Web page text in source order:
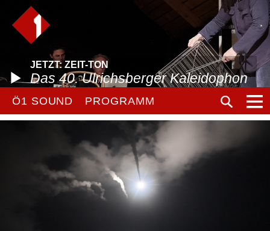
JETZT: ZEIT-TON
Das 40. Ulrichsberger Kaleidophon
Ö1 SOUND PROGRAMM